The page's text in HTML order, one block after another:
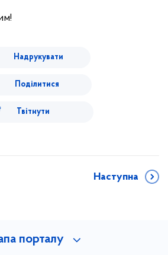
Надрукувати
Поділитися
Твітнути
Наступна
порталу